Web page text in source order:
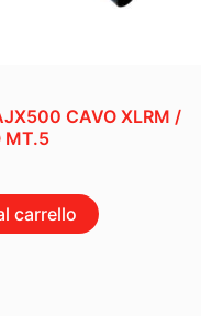
CAVO XLRM /
MT.5
carrello